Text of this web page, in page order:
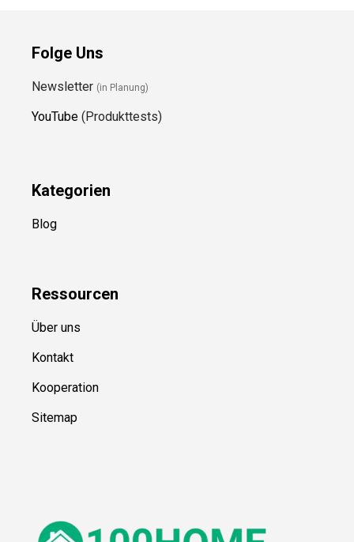
Folge Uns
Newsletter (in Planung)
YouTube (Produkttests)
Kategorien
Blog
Ressourcen
Über uns
Kontakt
Kooperation
Sitemap